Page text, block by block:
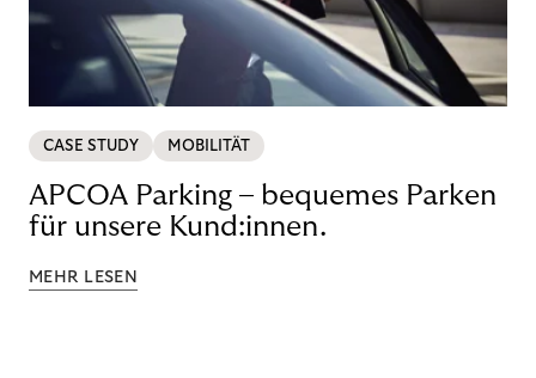
CASE STUDY MOBILITÄT
APCOA Parking – bequemes Parken
für unsere Kund:innen.
MEHR LESEN